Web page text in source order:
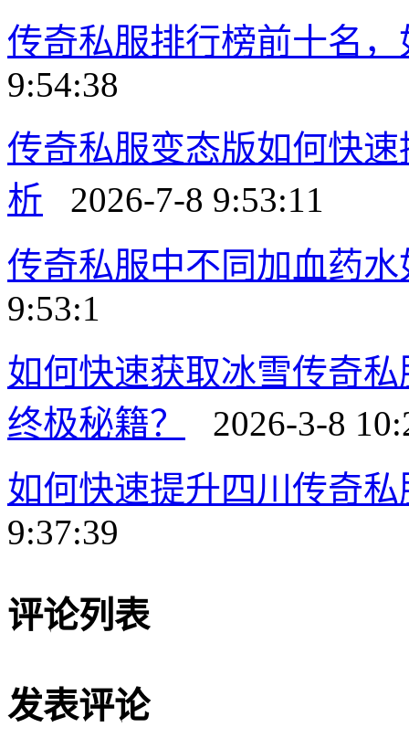
传奇私服排行榜前十名
9:54:38
传奇私服变态版如何快
析 2026-7-8 9:53:11
传奇私服中不同加血药
9:53:1
如何快速获取冰雪传奇
终极秘籍？
2026-3-8
如何快速提升四川传奇
9:37:39
评论列表
发表评论